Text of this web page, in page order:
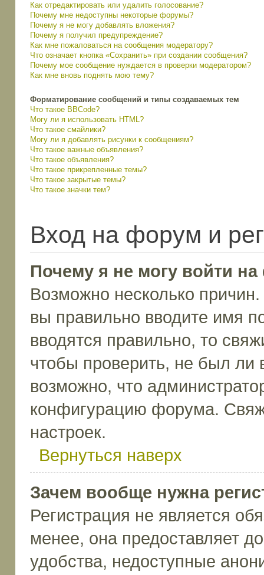
Как отредактировать или удалить голосование?
Почему мне недоступны некоторые форумы?
Почему я не могу добавлять вложения?
Почему я получил предупреждение?
Как мне пожаловаться на сообщения модератору?
Что означает кнопка «Сохранить» при создании сообщения?
Почему мое сообщение нуждается в проверки модератором?
Как мне вновь поднять мою тему?
Форматирование сообщений и типы создаваемых тем
Что такое BBCode?
Могу ли я использовать HTML?
Что такое смайлики?
Могу ли я добавлять рисунки к сообщениям?
Что такое важные объявления?
Что такое объявления?
Что такое прикрепленные темы?
Что такое закрытые темы?
Что такое значки тем?
Вход на форум и
Почему я не могу войти
Возможно несколько
вы правильно вводите имя
вводятся правильно, то
чтобы проверить, не был ли
возможно, что
конфигурацию форума.
настроек.
Вернуться наверх
Зачем вообще нужна
Регистрация не является
менее, она предоставляет
удобства, недоступные